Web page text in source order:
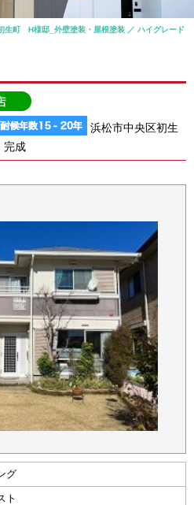
生町 H様邸_外壁塗装・屋根塗装 ／ ハイグレード
浜松市中央区初生
完成
グ
ト